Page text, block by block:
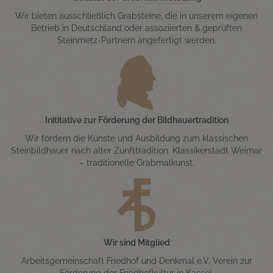
Wir bieten ausschließlich Grabsteine, die in unserem eigenen
Betrieb in Deutschland oder assoziierten & geprüften
Steinmetz-Partnern angefertigt werden.
Inititative zur Förderung der Bildhauertradition
Wir fördern die Künste und Ausbildung zum klassischen
Steinbildhauer nach alter Zunfttradition. Klassikerstadt Weimar
– traditionelle Grabmalkunst.
Wir sind Mitglied
Arbeitsgemeinschaft Friedhof und Denkmal e.V. Verein zur